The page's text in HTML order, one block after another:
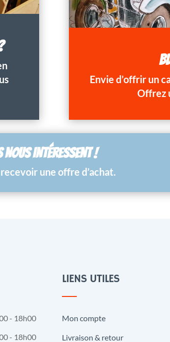
Envie d’offrir un
Offrez
NOUS INTÉRESSENT !
une offre d’achat.
- 18h00
- 18h00
LIENS UTILES
Mon compte
Livraison & retour